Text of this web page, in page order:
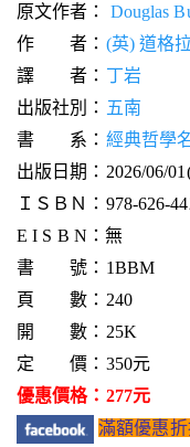
原文作者： Douglas
作 者： (英) 道格
譯 者： 丁岩
出版社別： 五南
書 系： 經典哲學
出版日期：2026/06/
ＩＳＢＮ：978-626-
E I S B N：無
書 號：1BBM
頁 數：240
開 數：25K
定 價：350元
優惠價格：277元
滿額優惠折